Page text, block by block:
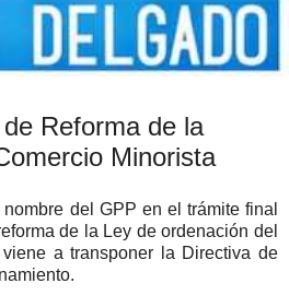
Reforma de la
Minorista
del GPP en el trámite final
de la Ley de ordenación del
a transponer la Directiva de